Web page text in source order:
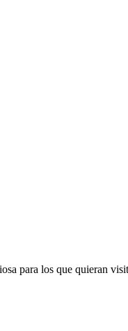
para los que quieran